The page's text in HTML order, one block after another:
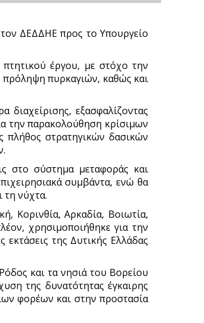
ΔΕΔΔΗΕ προς το Υπουργείο
έργου, με στόχο την
πρόληψη πυρκαγιών, καθώς και
διαχείρισης, εξασφαλίζοντας
την παρακολούθηση κρίσιμων
στρατηγικών δασικών
στο σύστημα μεταφοράς και
συμβάντα, ενώ θα
τη νύχτα.
Κορινθία, Αρκαδία, Βοιωτία,
χρησιμοποιήθηκε για την
της Δυτικής Ελλάδας
και τα νησιά του Βορείου
της δυνατότητας έγκαιρης
φορέων και στην προστασία